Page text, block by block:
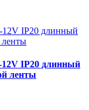
12V IP20 длинный
ленты